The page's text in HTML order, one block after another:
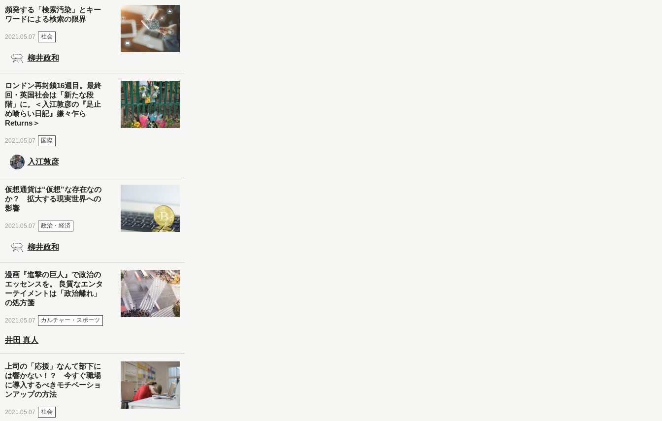
頻発する「検索汚染」とキー
ワードによる検索の限界
2021.05.07 社会
柳井政和
ロンドン再封鎖16週目。最終
回・英国社会は「新たな段
階」に。＜入江敦彦の『足止
め喰らい日記』嫌々乍ら
Returns＞
2021.05.07 国際
入江敦彦
仮想通貨は“仮想”な存在なの
か？ 拡大する現実世界への
影響
2021.05.07 政治・経済
柳井政和
漫画『進撃の巨人』で政治の
エッセンスを。 良質なエンタ
ーテイメントは「政治離れ」
の処方箋
2021.05.07 カルチャー・スポーツ
井田 真人
上司の「応援」なんて部下に
は響かない！？ 今すぐ職場
に導入するべきモチベーショ
ンアップの方法
2021.05.07 社会